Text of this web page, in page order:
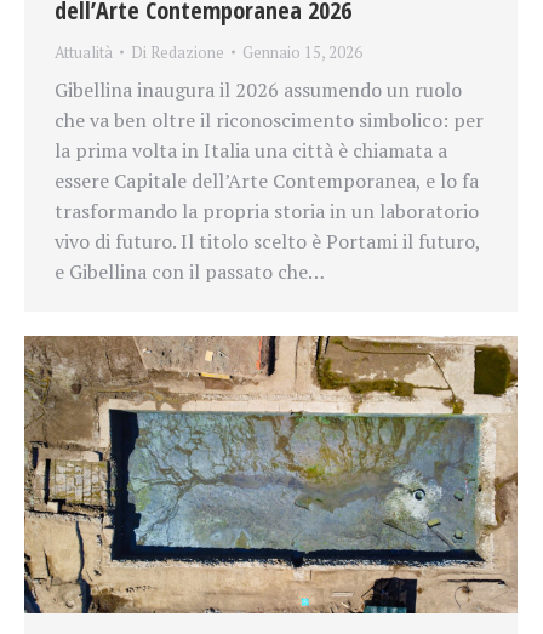
dell’Arte Contemporanea 2026
Attualità Di Redazione Gennaio 15, 2026
Gibellina inaugura il 2026 assumendo un ruolo
che va ben oltre il riconoscimento simbolico: per
la prima volta in Italia una città è chiamata a
essere Capitale dell’Arte Contemporanea, e lo fa
trasformando la propria storia in un laboratorio
vivo di futuro. Il titolo scelto è Portami il futuro,
e Gibellina con il passato che…